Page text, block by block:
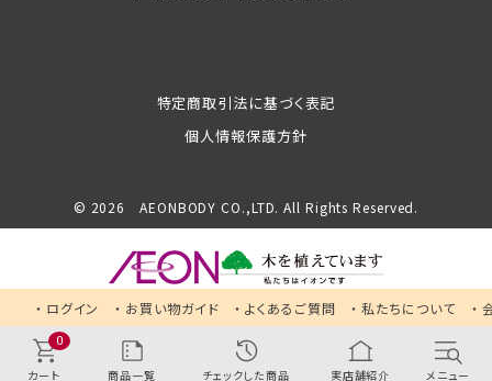
ログイン お買い物ガイド よくあるご質問 私たちについて
0
特定商取引法に基づく表記
個人情報保護方針
© 2026 AEONBODY CO.,LTD. All Rights Reserved.